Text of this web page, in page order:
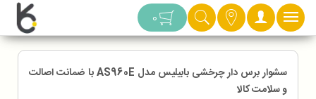
دسته بندی 0
سشوار برس دار چرخشی بابیلیس مدل AS960E با ضمانت اصالت
و سلامت کالا